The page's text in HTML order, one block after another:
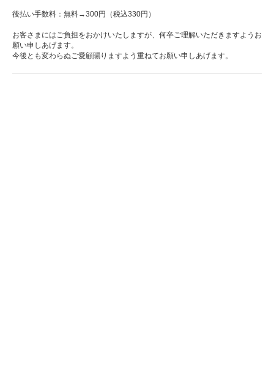
後払い手数料：無料→300円（税込330円）
お客さまにはご負担をおかけいたしますが、何卒ご理解いただきますようお
願い申しあげます。
今後とも変わらぬご愛顧賜りますよう重ねてお願い申しあげます。